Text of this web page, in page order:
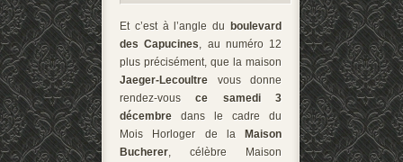
Et c’est à l’angle du boulevard
des Capucines , au numéro 12
plus précisément, que la maison
Jaeger-Lecoultre vous donne
rendez-vousce samedi 3
décembre dans le cadre du
Mois Horloger de la Maison
Bucherer , célèbre Maison